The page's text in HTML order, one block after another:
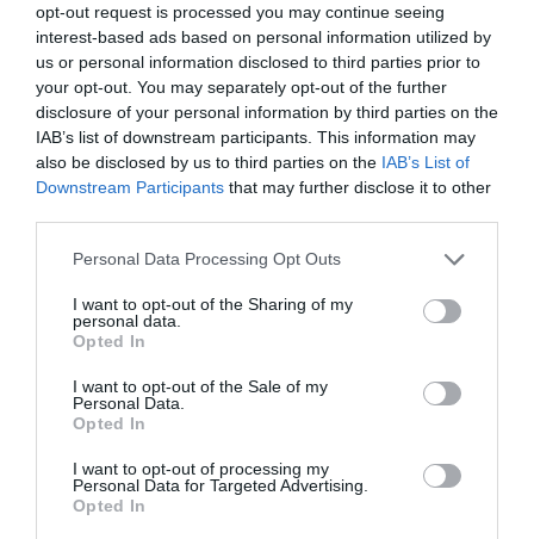
opt-out request is processed you may continue seeing
interest-based ads based on personal information utilized by
us or personal information disclosed to third parties prior to
your opt-out. You may separately opt-out of the further
disclosure of your personal information by third parties on the
IAB’s list of downstream participants. This information may
also be disclosed by us to third parties on the IAB’s List of
Downstream Participants that may further disclose it to other
Personal Data Processing Opt Outs
I want to opt-out of the Sharing of my
personal data.
Opted In
I want to opt-out of the Sale of my
Personal Data.
Opted In
I want to opt-out of processing my
Personal Data for Targeted Advertising.
Opted In
Activaciones
PRO Women in Sports
en activaciones puedes escribirnos a
intelligence@2playbook.com.
Añadir2Playbookcomo fuente preferida de Google
de forma gratuita
Mantente informado con las últimas noticias de actualidad.
ACTIVAR AHORA
Compartir
Imprimir